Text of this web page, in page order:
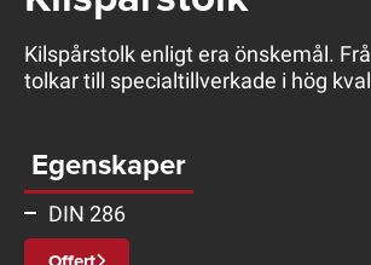
Kilspårstolk enligt era önskemål.
tolkar till specialtillverkade i hög
Egenskaper
DIN 286